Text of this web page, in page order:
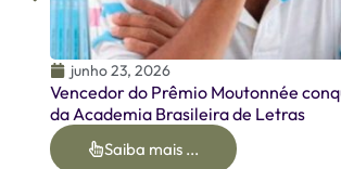
junho 23, 2026
Vencedor do Prêmio Moutonnée
da Academia Brasileira de Letras
Saiba mais ...